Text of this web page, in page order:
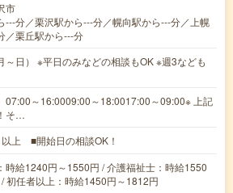
市
---分／栗沢駅から---分／幌向駅から---分／上幌
／栗丘駅から---分
～日） ※平日のみなどの相談もOK ※週3なども
07:00～16:0009:00～18:0017:00～09:00※ 上記
そ…
上 ■開始日の相談OK！
時給1240円～1550円 / 介護福祉士：時給1550
初任者以上：時給1450円～1812円